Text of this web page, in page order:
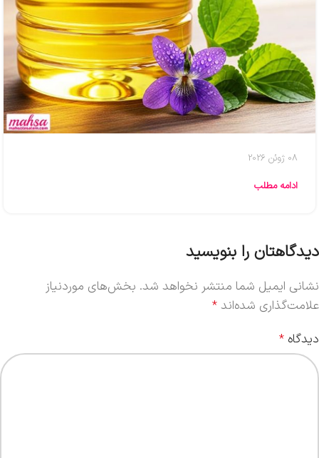
08 ژوئن 2026
ادامه مطلب
دیدگاهتان را بنویسید
نشانی ایمیل شما منتشر نخواهد شد. بخش‌های موردنیاز
علامت‌گذاری شده‌اند *
دیدگاه *